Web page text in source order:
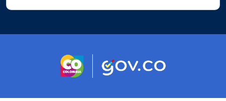
Logo marca Colombia